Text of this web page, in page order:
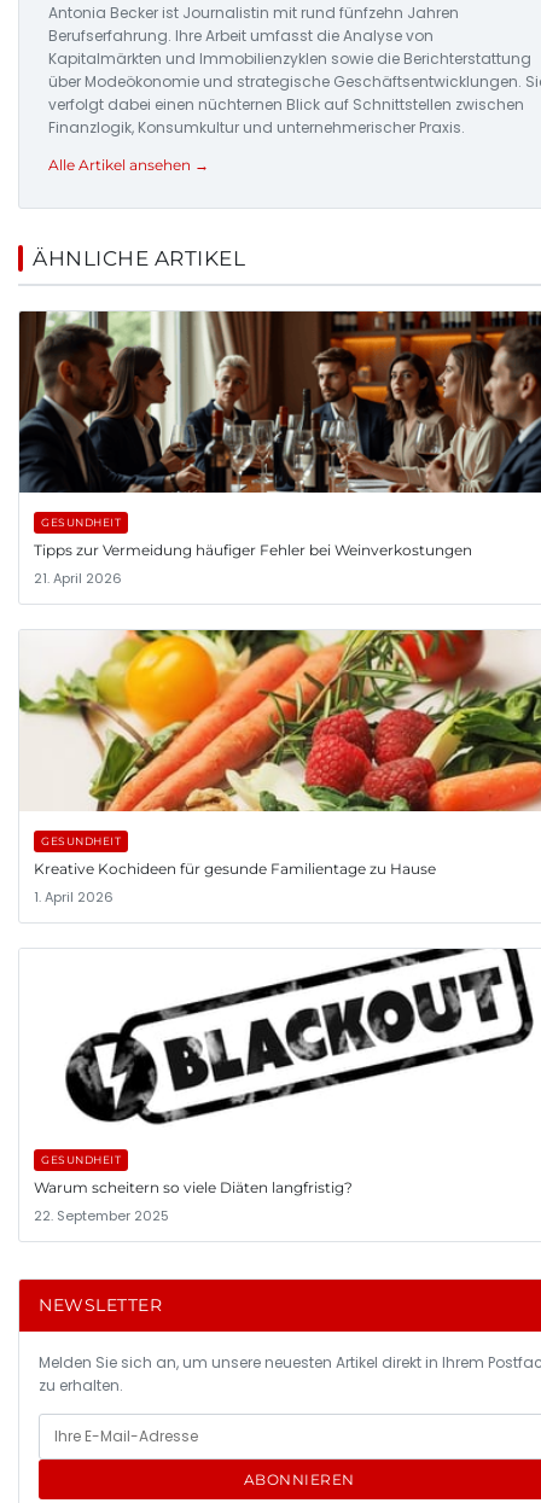
Antonia Becker ist Journalistin mit rund fünfzehn Jahren
Berufserfahrung. Ihre Arbeit umfasst die Analyse von
Kapitalmärkten und Immobilienzyklen sowie die Berichterstattung
über Modeökonomie und strategische Geschäftsentwicklungen.
verfolgt dabei einen nüchternen Blick auf Schnittstellen zwischen
Finanzlogik, Konsumkultur und unternehmerischer Praxis.
Alle Artikel ansehen →
ÄHNLICHE ARTIKEL
GESUNDHEIT
Tipps zur Vermeidung häufiger Fehler bei Weinverkostungen
21. April 2026
GESUNDHEIT
Kreative Kochideen für gesunde Familientage zu Hause
1. April 2026
GESUNDHEIT
Warum scheitern so viele Diäten langfristig?
22. September 2025
NEWSLETTER
Melden Sie sich an, um unsere neuesten Artikel direkt in Ihrem
zu erhalten.
ABONNIEREN